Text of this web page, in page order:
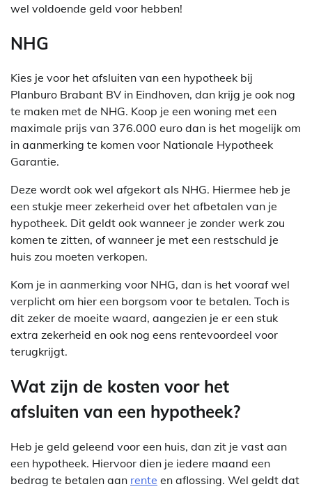
wel voldoende geld voor hebben!
NHG
Kies je voor het afsluiten van een hypotheek bij
Planburo Brabant BV in Eindhoven, dan krijg je ook nog
te maken met de NHG. Koop je een woning met een
maximale prijs van 376.000 euro dan is het mogelijk om
in aanmerking te komen voor Nationale Hypotheek
Garantie.
Deze wordt ook wel afgekort als NHG. Hiermee heb je
een stukje meer zekerheid over het afbetalen van je
hypotheek. Dit geldt ook wanneer je zonder werk zou
komen te zitten, of wanneer je met een restschuld je
huis zou moeten verkopen.
Kom je in aanmerking voor NHG, dan is het vooraf wel
verplicht om hier een borgsom voor te betalen. Toch is
dit zeker de moeite waard, aangezien je er een stuk
extra zekerheid en ook nog eens rentevoordeel voor
terugkrijgt.
Wat zijn de kosten voor het
afsluiten van een hypotheek?
Heb je geld geleend voor een huis, dan zit je vast aan
een hypotheek. Hiervoor dien je iedere maand een
bedrag te betalen aan rente en aflossing. Wel geldt dat